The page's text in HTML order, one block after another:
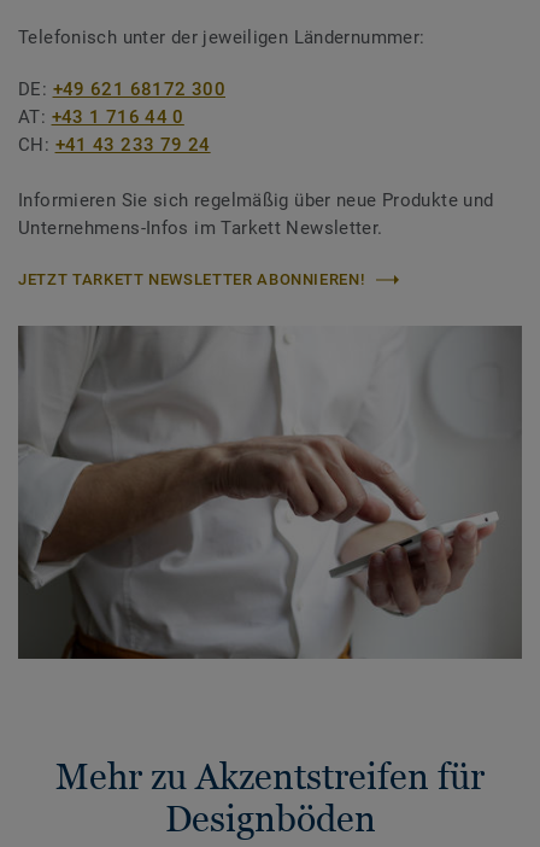
Telefonisch unter der jeweiligen Ländernummer:
DE: +49 621 68172 300
AT: +43 1 716 44 0
CH: +41 43 233 79 24
Informieren Sie sich regelmäßig über neue Produkte und
Unternehmens-Infos im Tarkett Newsletter.
JETZT TARKETT NEWSLETTER ABONNIEREN!
Mehr zu Akzentstreifen für
Designböden